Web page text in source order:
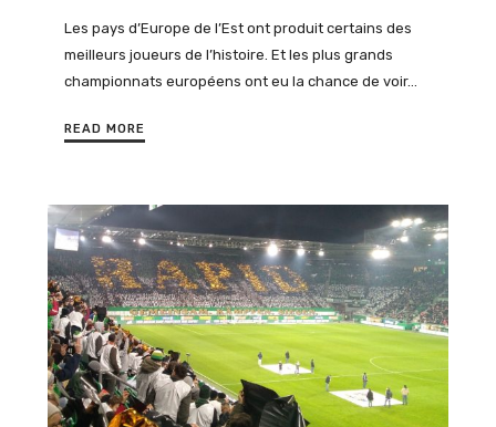
Les pays d’Europe de l’Est ont produit certains des
meilleurs joueurs de l’histoire. Et les plus grands
championnats européens ont eu la chance de voir…
READ MORE